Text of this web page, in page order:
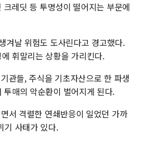
레딧 등 투명성이 떨어지는 부문에
겨날 위험도 도사린다고 경고했다.
휘말리는 상황을 가리킨다.
관들, 주식을 기초자산으로 한 파생
매의 악순환이 벌어지게 된다.
서 격렬한 연쇄반응이 일었던 가까
기 사태가 있다.